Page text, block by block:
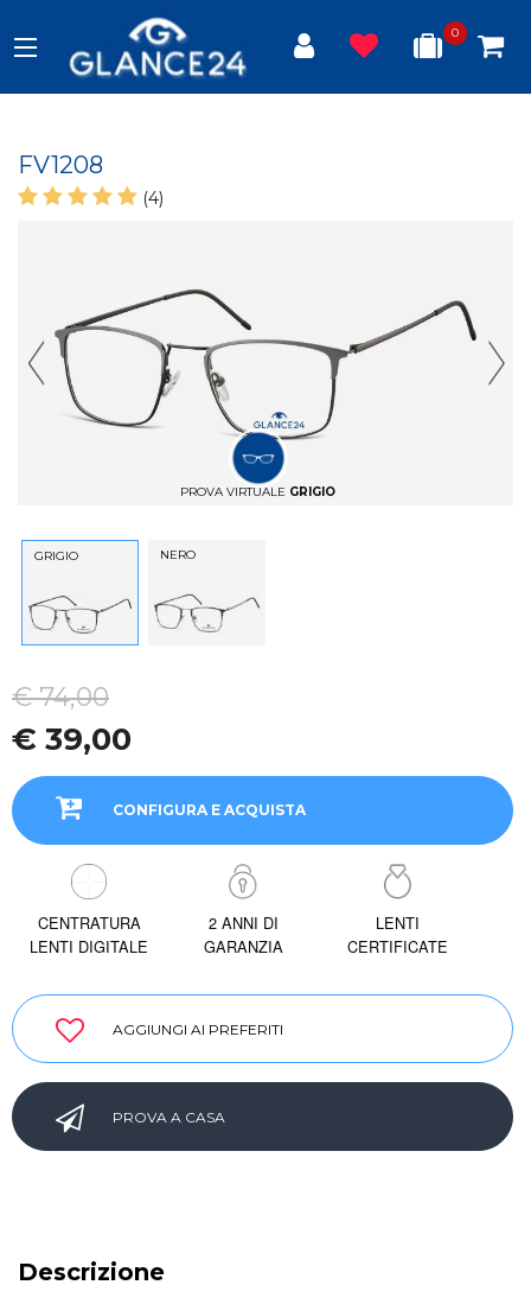
0
FV1208
(4)
PROVA VIRTUALE GRIGIO
Previous Slide
GRIGIO NERO
€ 74,00
€ 39,00
CONFIGURA E ACQUISTA
CENTRATURA
LENTI DIGITALE
2 ANNI DI
GARANZIA
LENTI
CERTIFICATE
AGGIUNGI AI PREFERITI
PROVA A CASA
Descrizione